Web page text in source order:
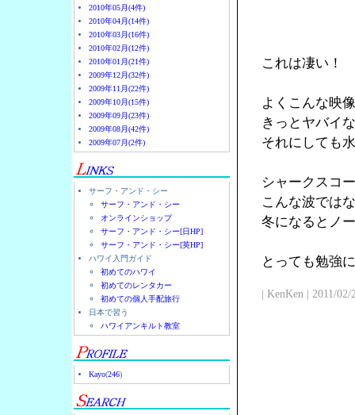
2010年05月(4件)
2010年04月(14件)
2010年03月(16件)
2010年02月(12件)
2010年01月(21件)
2009年12月(32件)
2009年11月(22件)
2009年10月(15件)
2009年09月(23件)
2009年08月(42件)
2009年07月(2件)
サーフ・アンド・シー
サーフ・アンド・シー
オンラインショップ
サーフ・アンド・シー[日HP]
サーフ・アンド・シー[英HP]
ハワイ入門ガイド
初めてのハワイ
初めてのレンタカー
初めての個人手配旅行
日本で習う
ハワイアンキルト教室
Kayo(246)
これは凄い！
よくこんな映
きっとヤバイ
それにしても
シャークスコ
こんな波では
冬になるとノ
とっても勉強
| KenKen | 2011/